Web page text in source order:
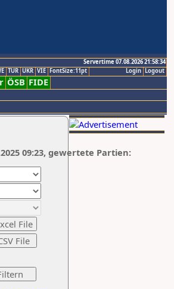
Servertime 07.08.2026 21:58:34
Logout
Login
TUR UKR VIE FontSize:11pt
ÖSB FIDE
09:23, gewertete Partien: